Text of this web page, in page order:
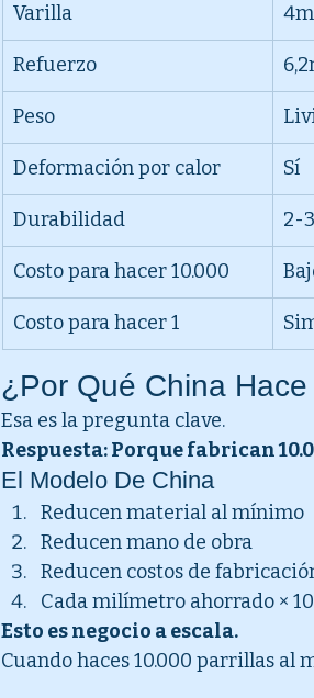
Varilla
Refuerzo
Peso
Deformación por calor Sí
Durabilidad 2-
Costo para hacer 10.000
Costo para hacer 1
¿Por Qué China
Esa es la pregunta clave.
Respuesta: Porque fabrican
El Modelo De China
Reducen material al mínimo
Reducen mano de obra
Reducen costos de
Cada milímetro ahorrado ×
Esto es negocio a escala.
Cuando haces 10.000 parrillas al